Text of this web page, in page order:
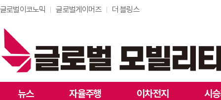
글로벌이코노믹 글로벌게이머즈 더 블링스
뉴스 자율주행 이차전지 시